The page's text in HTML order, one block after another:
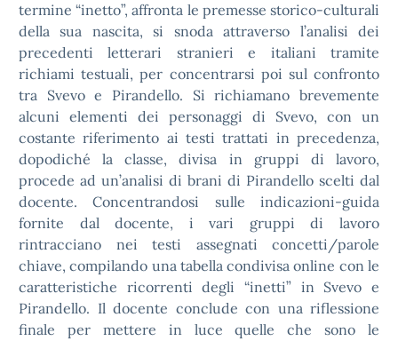
termine “inetto”, affronta le premesse storico-culturali
della sua nascita, si snoda attraverso l’analisi dei
precedenti letterari stranieri e italiani tramite
richiami testuali, per concentrarsi poi sul confronto
tra Svevo e Pirandello. Si richiamano brevemente
alcuni elementi dei personaggi di Svevo, con un
costante riferimento ai testi trattati in precedenza,
dopodiché la classe, divisa in gruppi di lavoro,
procede ad un’analisi di brani di Pirandello scelti dal
docente. Concentrandosi sulle indicazioni-guida
fornite dal docente, i vari gruppi di lavoro
rintracciano nei testi assegnati concetti/parole
chiave, compilando una tabella condivisa online con le
caratteristiche ricorrenti degli “inetti” in Svevo e
Pirandello. Il docente conclude con una riflessione
finale per mettere in luce quelle che sono le